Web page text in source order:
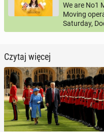
We are No1
Moving
Saturday,
Czytaj więcej